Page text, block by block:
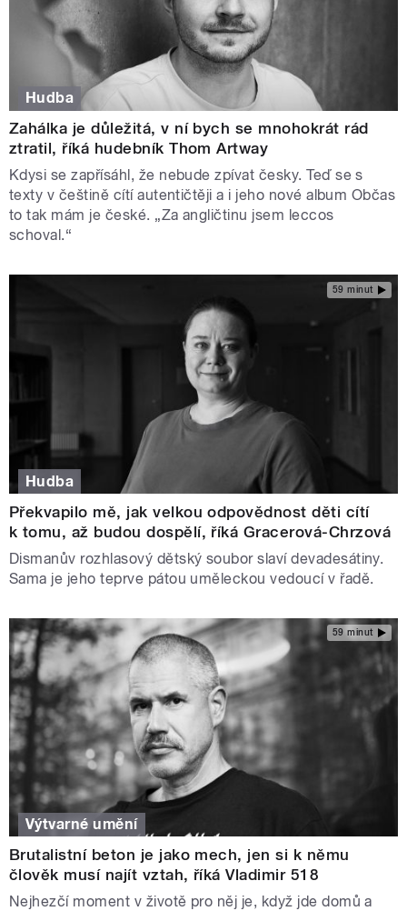
Hudba
Zahálka je důležitá, v ní bych se mnohokrát rád
ztratil, říká hudebník Thom Artway
Kdysi se zapřísáhl, že nebude zpívat česky. Teď se s
texty v češtině cítí autentičtěji a i jeho nové album Občas
to tak mám je české. „Za angličtinu jsem leccos
schoval.“
59 minut
Hudba
Překvapilo mě, jak velkou odpovědnost děti cítí
k tomu, až budou dospělí, říká Gracerová-Chrzová
Dismanův rozhlasový dětský soubor slaví devadesátiny.
Sama je jeho teprve pátou uměleckou vedoucí v řadě.
59 minut
Výtvarné umění
Brutalistní beton je jako mech, jen si k němu
člověk musí najít vztah, říká Vladimir 518
Nejhezčí moment v životě pro něj je, když jde domů a